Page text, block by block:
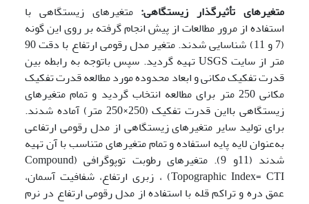
متغیرهای تأثیرگذار زیستگاهی:متغیرهای زیستگاهی با
استفاده از مرور مطالعات از پیش انجام‌ گرفته بر روی این ‌گونه
(7 و 11) شناسایی شدند. متغیر مدل رقومی ارتفاع با دقت 90
متر از سایت USGS تهیه گردید. سپس باتوجه به رابطه بین
قدرت تفکیک مکانی و ابعاد محدوده مورد مطالعه قدرت تفکیک
مکانی 250 متر برای مطالعه انتخاب گردید و تمام متغیرهای
زیستگاهی بااین قدرت تفکیک (250×250 متر) آماده شدند.
برای تولید سایر متغیرهای زیستگاهی از مدل رقومی ارتفاعی
به‌عنوان لایه پایه استفاده و تمام متغیرهای متناسب با آن تهیه
شدند (11و 9). متغیرهای رطوبت توپوگرافی (Compound
Topographic Index= CTI) ، زبری ارتفاع، شفافیت آسمان،
عمق دره و تراکم قله با استفاده از مدل رقومی ارتفاع در نرم